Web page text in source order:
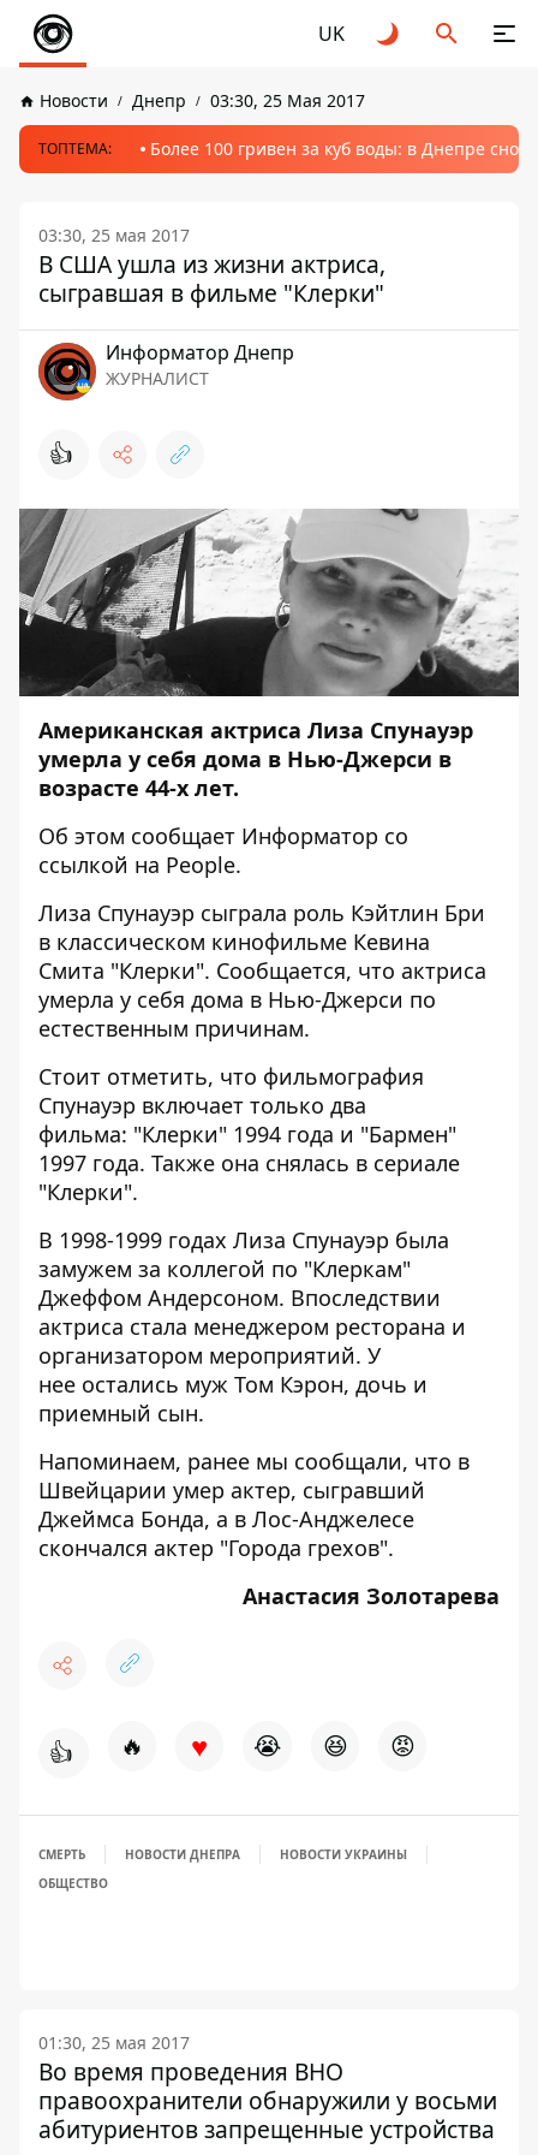
UK
Новости Днепр 03:30, 25 Мая 2017
ТОПТЕМА: Более 100 гривен за куб воды: в Днепре
03:30, 25 мая 2017
В США ушла из жизни актриса,
сыгравшая в фильме "Клерки"
Информатор Днепр
ЖУРНАЛИСТ
👍
Американская актриса Лиза Спунауэр
умерла у себя дома в Нью-Джерси в
возрасте 44-х лет.
Об этом сообщает Информатор со
ссылкой на People.
Лиза Спунауэр сыграла роль Кэйтлин Бри
в классическом кинофильме Кевина
Смита "Клерки". Сообщается, что актриса
умерла у себя дома в Нью-Джерси по
естественным причинам.
Стоит отметить, что фильмография
Спунауэр включает только два
фильма: "Клерки" 1994 года и "Бармен"
1997 года. Также она снялась в сериале
"Клерки".
В 1998-1999 годах Лиза Спунауэр была
замужем за коллегой по "Клеркам"
Джеффом Андерсоном. Впоследствии
актриса стала менеджером ресторана и
организатором мероприятий. У
нее остались муж Том Кэрон, дочь и
приемный сын.
Напоминаем, ранее мы сообщали, что в
Швейцарии умер актер, сыгравший
Джеймса Бонда, а в Лос-Анджелесе
скончался актер "Города грехов".
Анастасия Золотарева
👍 🔥 ♥ 😭 😆 😡
СМЕРТЬ НОВОСТИ ДНЕПРА
НОВОСТИ УКРАИНЫ
ОБЩЕСТВО
01:30, 25 мая 2017
Во время проведения ВНО
правоохранители обнаружили у восьми
абитуриентов запрещенные устройства